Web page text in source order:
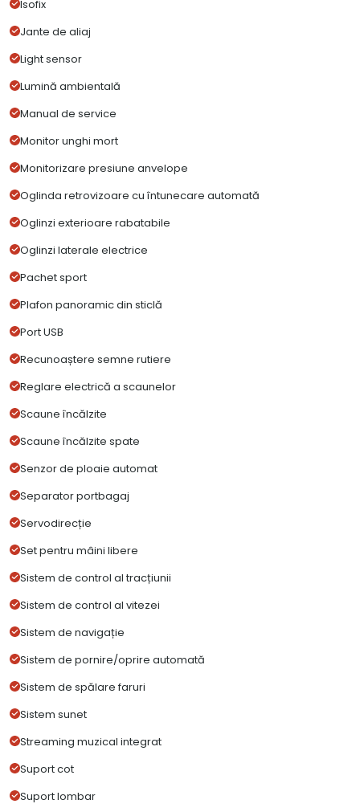
Isofix
Jante de aliaj
Light sensor
Lumină ambientală
Manual de service
Monitor unghi mort
Monitorizare presiune anvelope
Oglinda retrovizoare cu întunecare automată
Oglinzi exterioare rabatabile
Oglinzi laterale electrice
Pachet sport
Plafon panoramic din sticlă
Port USB
Recunoaștere semne rutiere
Reglare electrică a scaunelor
Scaune încălzite
Scaune încălzite spate
Senzor de ploaie automat
Separator portbagaj
Servodirecție
Set pentru mâini libere
Sistem de control al tracțiunii
Sistem de control al vitezei
Sistem de navigație
Sistem de pornire/oprire automată
Sistem de spălare faruri
Sistem sunet
Streaming muzical integrat
Suport cot
Suport lombar